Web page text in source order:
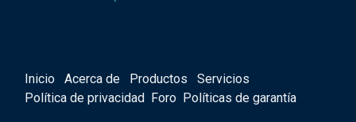
Inicio Acerca de Productos
Servicios
Política de privacidad
Foro Políticas de garantía